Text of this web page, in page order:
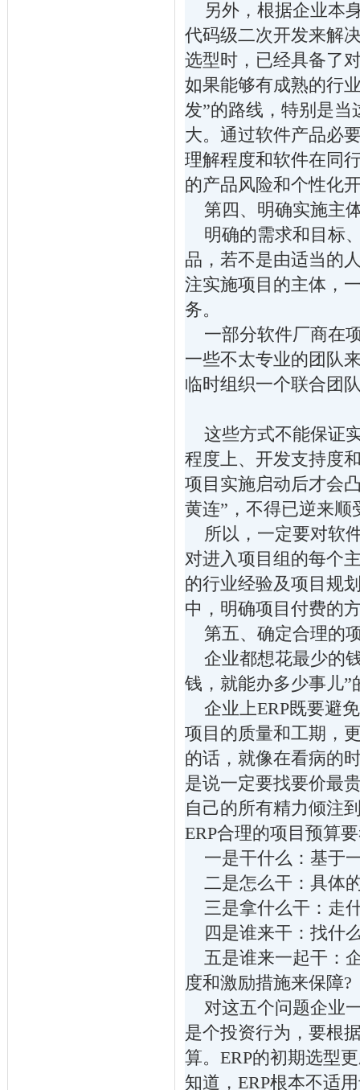
另外，根据企业本
代码级二次开发来解
选型时，已经具备了
如果能够有成熟的行
发”的路线，特别是
大。通过软件产品必
理解程度和软件在同
的产品风险和个性化
第四、明确实施主
明确的需求和目标
品，若不是由适当的
注实施项目的主体，
务。
一部分软件厂商在
一些不太专业的团队
临时组织一个联合团
这些方式不能保证
程度上、开发支持度
项目实施启动后才会
黄连”，不得已逆来
所以，一定要对软
对进入项目组的每个
的行业经验及项目规
中，明确项目付费的
第五、确定合理的
企业都想花最少的
钱，就能办多少事儿”
企业上ERP既要避
项目的质量和工期，
的话，就像在看病的
是说一定要找要价最
自己的所有精力倾注
ERP合理的项目预算
一是干什么：基于
二是怎么干：具体
三是拿什么干：走
四是谁来干：找什
五是谁来一起干：
度和激励措施来保障?
对这五个问题企业
是个投资行为，要根
算。ERP的初期选型
知道，ERP根本不适